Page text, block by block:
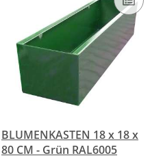
BLUMENKASTEN 18 x 18 x
80 CM - Grün RAL6005